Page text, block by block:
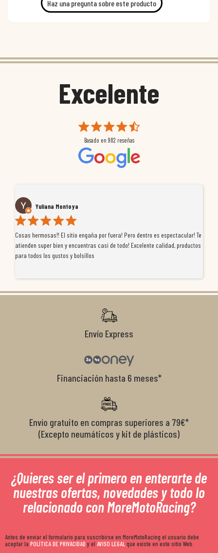
Haz una pregunta sobre este producto
Excelente
Basado en 982 reseñas
Yuliana Montoya
Cosas hermosas!! El sitio engaña por fuera! Pero dentro es espectacular! Te
atienden super bien y encuentras casi de todo! Excelente calidad, productos
para todos los gustos y bolsillos
Envío Express
Financiación hasta 6 meses*
Envío gratuito en compras superiores a 79€*
(Excepto neumáticos y kit de plásticos)
¿Quieres ser el primero en enterarte de
nuestras ofertas, novedades y todo lo
relacionado con MoreMotoRacing?
Antes de enviar el formulario para suscribirse en MoreMotoRacing el usuario debe
aceptar la POLÍTICA DE PRIVACIDADy el AVISO LEGALque existe en este sitio Web.